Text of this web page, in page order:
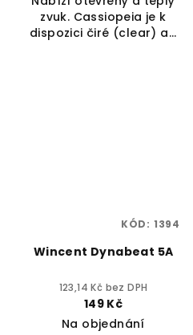
zvuk. Cassiopeia je k
dispozici čiré (clear) a...
Wincent Dynabeat 5A
123,14 Kč bez DPH
149 Kč
Na objednání
KÓD: 1394